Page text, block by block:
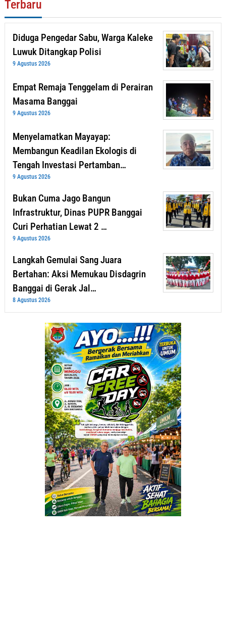
Terbaru
Diduga Pengedar Sabu, Warga Kaleke
Luwuk Ditangkap Polisi
9 Agustus 2026
Empat Remaja Tenggelam di Perairan
Masama Banggai
9 Agustus 2026
Menyelamatkan Mayayap:
Membangun Keadilan Ekologis di
Tengah Investasi Pertamban…
9 Agustus 2026
Bukan Cuma Jago Bangun
Infrastruktur, Dinas PUPR Banggai
Curi Perhatian Lewat 2 …
9 Agustus 2026
Langkah Gemulai Sang Juara
Bertahan: Aksi Memukau Disdagrin
Banggai di Gerak Jal…
8 Agustus 2026